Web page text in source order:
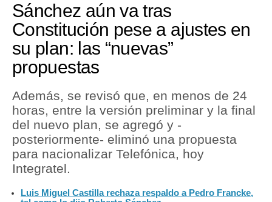
Economía
Mercados
Perú
Política
Tu Dinero
Finanzas Personales
Inmobiliarias
Plus G
Sánchez aún va tras
Constitución pese a ajustes en
su plan: las “nuevas”
propuestas
Además, se revisó que, en menos de 24
horas, entre la versión preliminar y la final
del nuevo plan, se agregó y -
posteriormente- eliminó una propuesta
para nacionalizar Telefónica, hoy
Integratel.
Luis Miguel Castilla rechaza respaldo a Pedro Francke,